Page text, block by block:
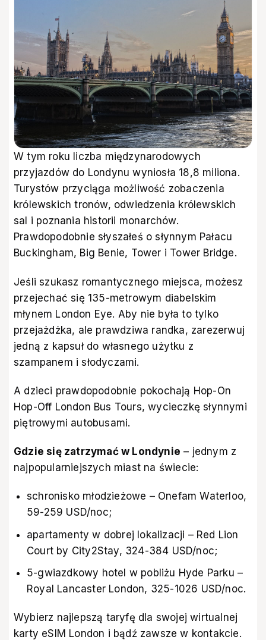
W tym roku liczba międzynarodowych
przyjazdów do Londynu wyniosła 18,8 miliona.
Turystów przyciąga możliwość zobaczenia
królewskich tronów, odwiedzenia królewskich
sal i poznania historii monarchów.
Prawdopodobnie słyszałeś o słynnym Pałacu
Buckingham, Big Benie, Tower i Tower Bridge.
Jeśli szukasz romantycznego miejsca, możesz
przejechać się 135-metrowym diabelskim
młynem London Eye. Aby nie była to tylko
przejażdżka, ale prawdziwa randka, zarezerwuj
jedną z kapsuł do własnego użytku z
szampanem i słodyczami.
A dzieci prawdopodobnie pokochają Hop-On
Hop-Off London Bus Tours, wycieczkę słynnymi
piętrowymi autobusami.
Gdzie się zatrzymać w Londynie – jednym z
najpopularniejszych miast na świecie:
schronisko młodzieżowe – Onefam Waterloo,
59-259 USD/noc;
apartamenty w dobrej lokalizacji – Red Lion
Court by City2Stay, 324-384 USD/noc;
5-gwiazdkowy hotel w pobliżu Hyde Parku –
Royal Lancaster London, 325-1026 USD/noc.
Wybierz najlepszą taryfę dla swojej wirtualnej
karty eSIM London i bądź zawsze w kontakcie.